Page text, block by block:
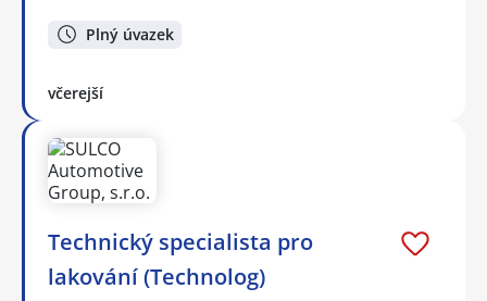
Plný úvazek
včerejší
Technický specialista pro
lakování (Technolog)